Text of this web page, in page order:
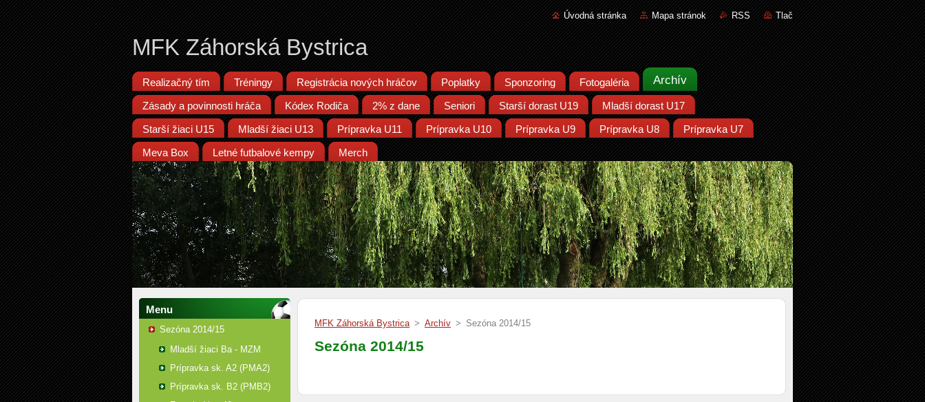
Úvodná stránka Mapa stránok RSS Tlač
MFK Záhorská Bystrica
Realizačný tím Tréningy Registrácia nových hráčov Poplatky Sponzoring Fotogaléria Archív
Zásady a povinnosti hráča Kódex Rodiča 2% z dane Seniori Starší dorast U19 Mladší dorast U17
Starší žiaci U15 Mladší žiaci U13 Prípravka U11 Prípravka U10 Prípravka U9 Prípravka U8 Prípravka U7
Meva Box Letné futbalové kempy Merch
Menu
Sezóna 2014/15
Mladší žiaci Ba - MZM
Prípravka sk. A2 (PMA2)
Prípravka sk. B2 (PMB2)
MFK Záhorská Bystrica > Archív > Sezóna 2014/15
Sezóna 2014/15